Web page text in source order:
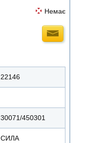
Немає
22146
30071/450301
СИЛА